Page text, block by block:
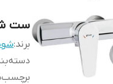
ست
برند: